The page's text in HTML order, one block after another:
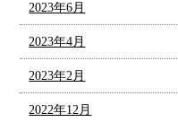
2023年6月
2023年4月
2023年2月
2022年12月